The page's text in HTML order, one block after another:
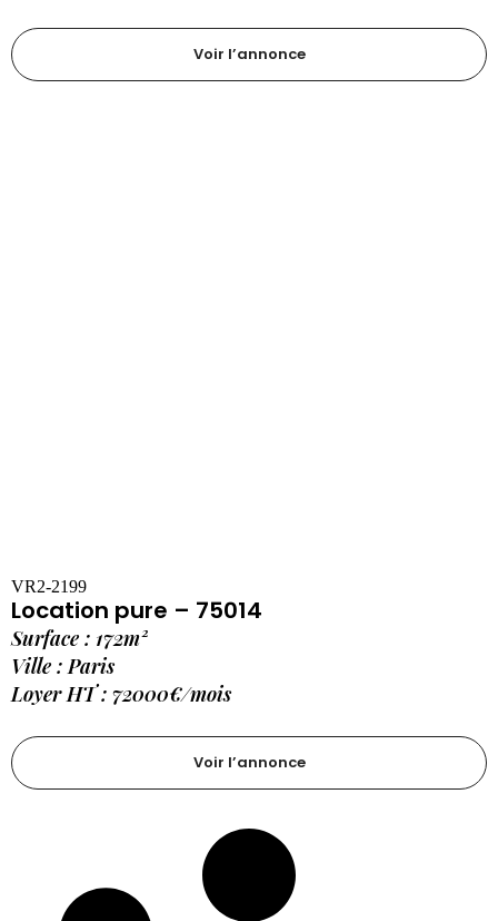
Voir l’annonce
VR2-2199
Location pure – 75014
Surface : 172m²
Ville : Paris
Loyer HT : 72000€/mois
Voir l’annonce